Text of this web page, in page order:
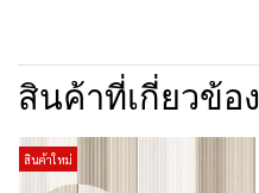
สินค้าที่เกี่ยวข้อง
สินค้าใหม่